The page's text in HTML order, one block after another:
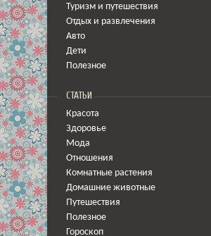
Туризм и путешествия
Отдых и развлечения
Авто
Дети
Полезное
СТАТЬИ
Красота
Здоровье
Мода
Отношения
Комнатные растения
Домашние животные
Путешествия
Полезное
Гороскоп